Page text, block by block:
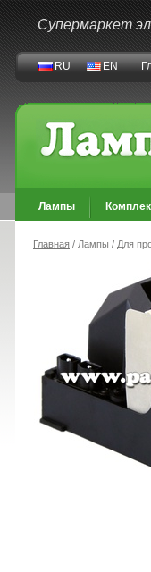
Супермаркет
RU EN
Лампы
Главная / Лампы / Для